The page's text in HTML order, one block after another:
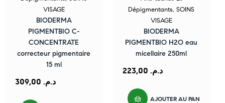
VISAGE
BIODERMA
PIGMENTBIO C-
CONCENTRATE
correcteur pigmentaire
15 ml
د.م.
Dépigmentants, SOINS
VISAGE
BIODERMA
PIGMENTBIO H2O eau
micellaire 250ml
د.م.
AJOUTER AU PANIER